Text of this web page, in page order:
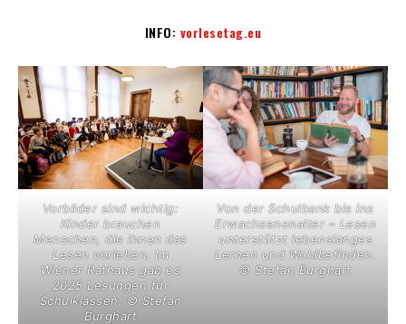
INFO: vorlesetag.eu
Vorbilder sind wichtig:
Kinder brauchen
Menschen, die ihnen das
Lesen vorleben. Im
Wiener Rathaus gab es
2025 Lesungen für
Schulklassen. © Stefan
Burghart
Von der Schulbank bis ins
Erwachsenenalter – Lesen
unterstützt lebenslanges
Lernen und Wohlbefinden.
© Stefan Burghart